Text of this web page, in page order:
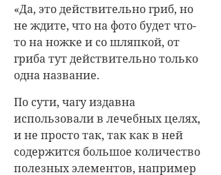
«Да, это действительно гриб, но
не ждите, что на фото будет что-
то на ножке и со шляпкой, от
гриба тут действительно только
одна название.
По сути, чагу издавна
использовали в лечебных целях,
и не просто так, так как в ней
содержится большое количество
полезных элементов, например